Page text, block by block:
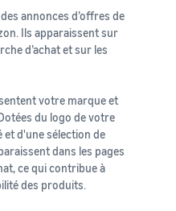
annonces d’offres de
Ils apparaissent sur
d’achat et sur les
votre marque et
du logo de votre
d'une sélection de
dans les pages
ce qui contribue à
des produits.